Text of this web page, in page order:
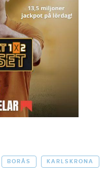
BORÅS KARLSKRONA